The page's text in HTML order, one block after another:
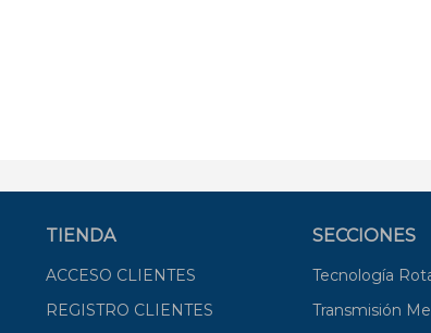
TIENDA
ACCESO CLIENTES
REGISTRO CLIENTES
SECCIONES
Tecnología
Transmisión